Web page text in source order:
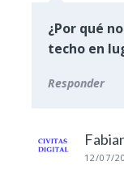
¿Por qué
techo en
Responder
12/07/